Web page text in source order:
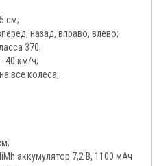
см;
назад, вправо, влево;
370;
40 км/ч;
все колеса;
аккумулятор 7,2 В, 1100 мАч